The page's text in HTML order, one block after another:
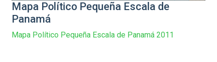
Mapa Político Pequeña Escala de
Panamá
Mapa Político Pequeña Escala de Panamá 2011